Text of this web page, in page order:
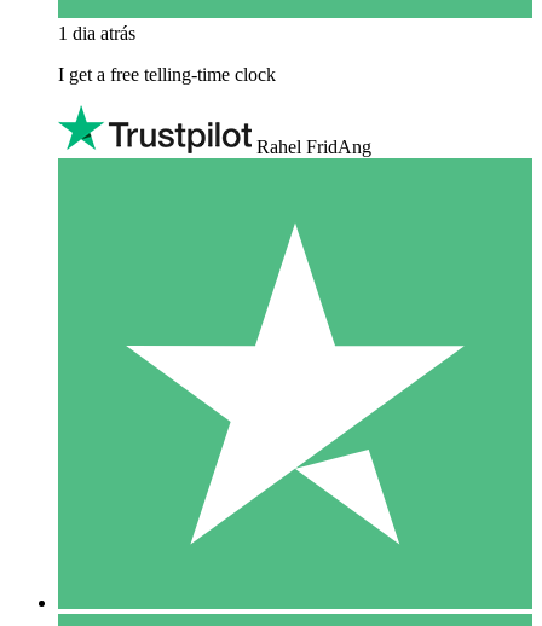
1 dia atrás
I get a free telling-time clock
Rahel FridAng